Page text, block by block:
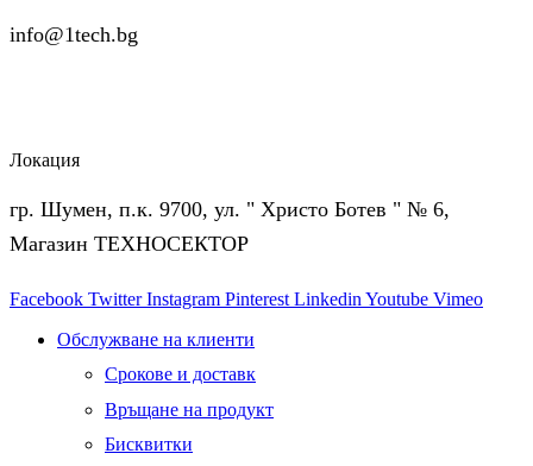
info@1tech.bg
Локация
гр. Шумен, п.к. 9700, ул. " Христо Ботев " № 6,
Магазин ТЕХНОСЕКТОР
Facebook Twitter Instagram Pinterest Linkedin Youtube Vimeo
Обслужване на клиенти
Срокове и доставк
Връщане на продукт
Бисквитки